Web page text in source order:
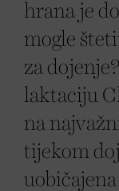
hrana je
mogle
za
laktaciju
na
tijekom